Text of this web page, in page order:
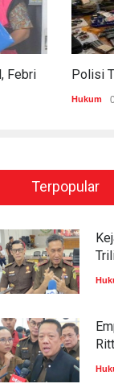
Hukum
Terpopular